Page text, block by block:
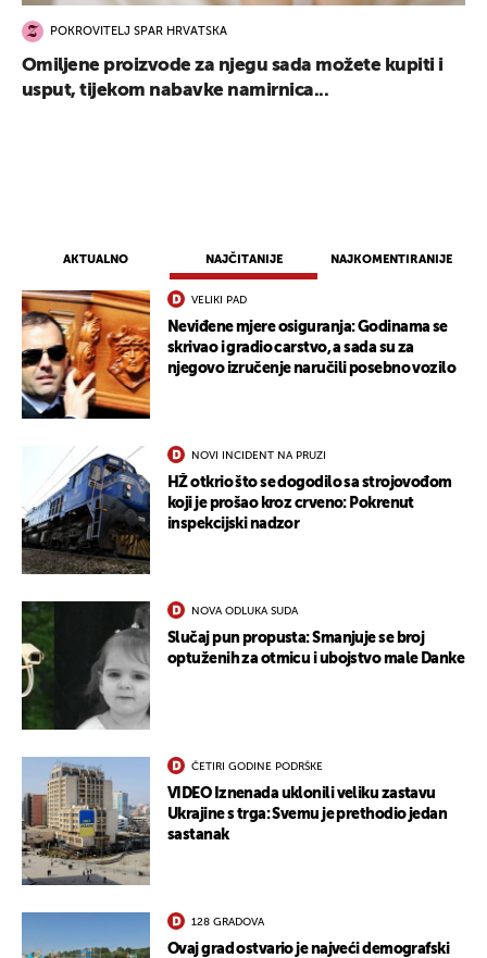
AKTUALNO NAJČITANIJE NAJKOMENTIRANIJE
VELIKI PAD
Neviđene mjere osiguranja: Godinama se
skrivao i gradio carstvo, a sada su za
njegovo izručenje naručili posebno vozilo
NOVI INCIDENT NA PRUZI
HŽ otkrio što se dogodilo sa strojovođom
koji je prošao kroz crveno: Pokrenut
inspekcijski nadzor
NOVA ODLUKA SUDA
Slučaj pun propusta: Smanjuje se broj
optuženih za otmicu i ubojstvo male Danke
ČETIRI GODINE PODRŠKE
VIDEO Iznenada uklonili veliku zastavu
Ukrajine s trga: Svemu je prethodio jedan
sastanak
128 GRADOVA
Ovaj grad ostvario je najveći demografski
POKROVITELJ SPAR HRVATSKA
Omiljene proizvode za njegu sada možete kupiti i
usput, tijekom nabavke namirnica...